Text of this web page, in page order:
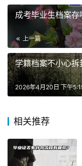
成考毕业生档案
上一篇
学籍档案不小心
2026年4月20日 下午
相关推荐